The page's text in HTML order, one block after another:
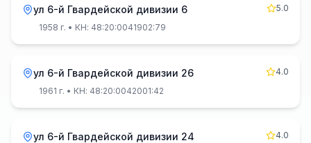
ул 6-й Гвардейской дивизии 6
5.0
1958 г. • КН: 48:20:0041902:79
ул 6-й Гвардейской дивизии 26
4.0
1961 г. • КН: 48:20:0042001:42
ул 6-й Гвардейской дивизии 24
4.0